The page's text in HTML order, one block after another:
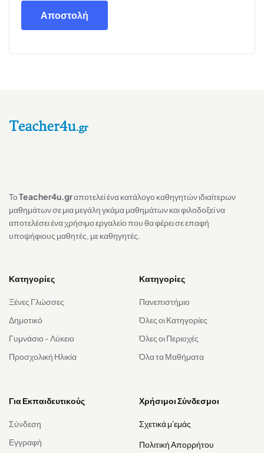
Αποστολή
ΤοTeacher4u.grαποτελεί ένα κατάλογο καθηγητών ιδιαίτερων
μαθημάτων σε μια μεγάλη γκάμα μαθημάτων και φιλοδοξεί να
αποτελέσει ένα χρήσιμο εργαλείο που θα φέρει σε επαφή
υποψήφιους μαθητές, με καθηγητές.
Κατηγορίες
Ξένες Γλώσσες
Δημοτικό
Γυμνάσιο - Λύκειο
Προσχολική Ηλικία
Κατηγορίες
Πανεπιστήμιο
Όλες οι Κατηγορίες
Όλες οι Περιοχές
Όλα τα Μαθήματα
Για Εκπαιδευτικούς
Σύνδεση
Εγγραφή
Χρήσιμοι Σύνδεσμοι
Σχετικά μ'εμάς
Πολιτική Απορρήτου